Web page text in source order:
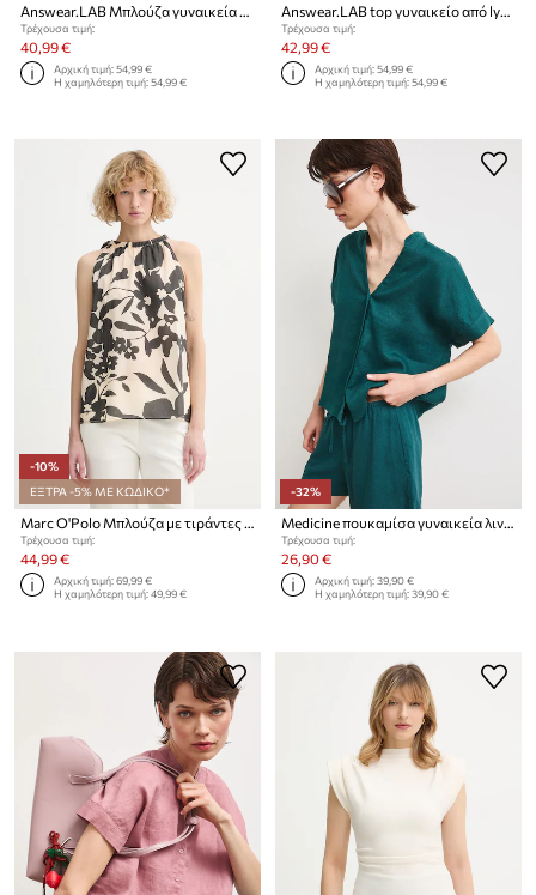
Answear.LAB Μπλούζα γυναικεία βαμβάκι με ελαστάν
Τρέχουσα τιμή:
40,99 €
Αρχική τιμή:54,99 €
Η χαμηλότερη τιμή:54,99 €
Answear.LAB top γυναικείο από lyocell
Τρέχουσα τιμή:
42,99 €
Αρχική τιμή:54,99 €
Η χαμηλότερη τιμή:54,99 €
-10%
ΕΞΤΡΑ -5% ΜΕ ΚΩΔΙΚΟ*
Marc O'Polo Μπλούζα με τιράντες γυναικεία βαμβακερή
Τρέχουσα τιμή:
44,99 €
Αρχική τιμή:69,99 €
Η χαμηλότερη τιμή:49,99 €
-32%
Medicine πουκαμίσα γυναικεία λινή
Τρέχουσα τιμή:
26,90 €
Αρχική τιμή:39,90 €
Η χαμηλότερη τιμή:39,90 €